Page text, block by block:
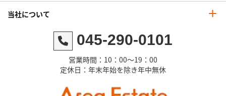
当社について
045-290-0101
営業時間：10：00～19：00
定休日：年末年始を除き年中無休